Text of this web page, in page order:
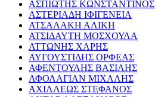
ΑΣΠΙΩΤΗΣ ΚΩΝΣΤΑΝΤΙΝΟΣ
ΑΣΤΕΡΙΑΔΗ ΙΦΙΓΕΝΕΙΑ
ΑΤΣΑΛΑΚΗ ΑΛΙΚΗ
ΑΤΣΙΔΑΥΤΗ ΜΟΣΧΟΥΛΑ
ΑΤΤΩΝΗΣ ΧΑΡΗΣ
ΑΥΓΟΥΣΤΙΔΗΣ ΟΡΦΕΑΣ
ΑΦΕΝΤΟΥΛΗΣ ΒΑΣΙΛΗΣ
ΑΦΟΛΑΓΙΑΝ ΜΙΧΑΛΗΣ
ΑΧΙΛΛΕΩΣ ΣΤΕΦΑΝΟΣ